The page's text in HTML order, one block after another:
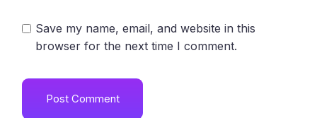
Save my name, email, and website in this
browser for the next time I comment.
Post Comment